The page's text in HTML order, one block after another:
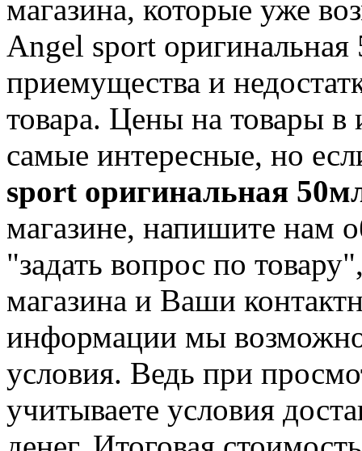
магазина, которые уже
Angel sport оригинальная
приемущества и
товара. Цены на товары
самые интересные, но
sport оригинальная
магазине, напишите нам
"задать вопрос по
магазина и Ваши
информации мы
условия. Ведь при
учитываете условия